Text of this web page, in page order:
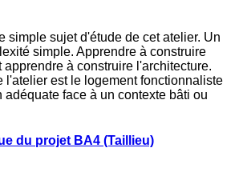
simple sujet d'étude de cet atelier. Un
simple. Apprendre à construire
apprendre à construire l'architecture.
l'atelier est le logement fonctionnaliste
adéquate face à un contexte bâti ou
du projet BA4 (Taillieu)